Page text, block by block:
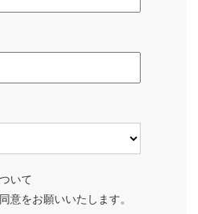
いて
意をお願いいたします。